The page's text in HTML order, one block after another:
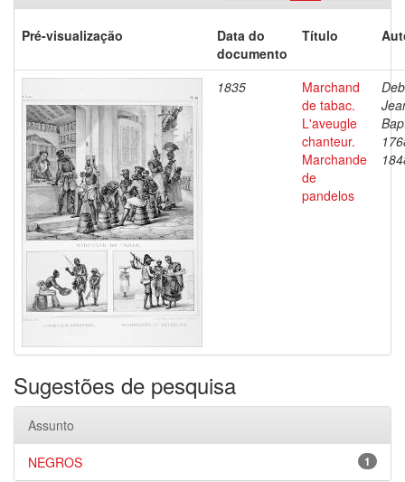
Pré-visualização
Data do
documento
Título
1835
Marchand
de tabac.
L'aveugle
chanteur.
Marchande
de
pandelos
Sugestões de pesquisa
Assunto
1
NEGROS